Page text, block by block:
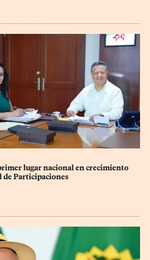
lugar nacional en crecimiento
de Participaciones